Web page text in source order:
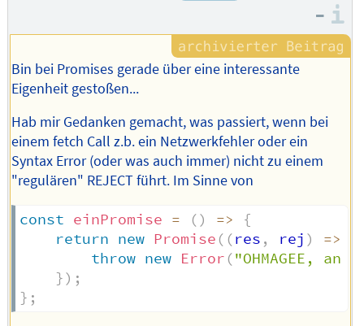
–
Bin bei Promises gerade über eine interessante
Eigenheit gestoßen...
Hab mir Gedanken gemacht, was passiert, wenn bei
einem fetch Call z.b. ein Netzwerkfehler oder ein
Syntax Error (oder was auch immer) nicht zu einem
"regulären" REJECT führt. Im Sinne von
const einPromise = () =>
{
return new Promise ( (res , rej ) =>
throw new Error ("OHMAGEE,
}) ;
} ;